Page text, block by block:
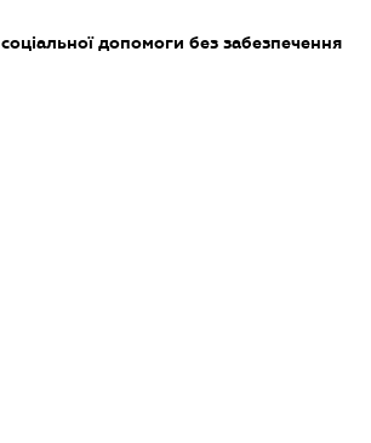
допомоги без забезпечення